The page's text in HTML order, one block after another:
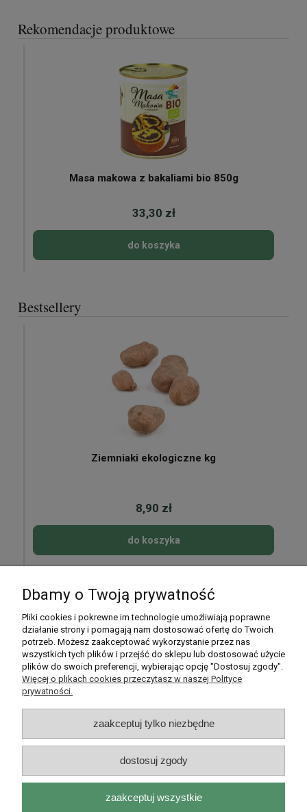
Rekomendacje produktowe
Masa makowa z bakaliami bio 850g
33,30 zł
do koszyka
Bestsellery
Ziemniaki ekologiczne kg
8,90 zł
do koszyka
Moje konto
Płatności i dostawa
Informacje
O nas
Rarytasy Dolnośląskie | ul. Olszewskiego 99, 51-638 Wrocław |
Dbamy o Twoją prywatność
Pliki cookies i pokrewne im technologie umożliwiają poprawne
działanie strony i pomagają nam dostosować ofertę do Twoich
potrzeb. Możesz zaakceptować wykorzystanie przez nas
wszystkich tych plików i przejść do sklepu lub dostosować użycie
plików do swoich preferencji, wybierając opcję "Dostosuj zgody".
Więcej o plikach cookies przeczytasz w naszej Polityce
prywatności.
zaakceptuj tylko niezbędne
dostosuj zgody
zaakceptuj wszystkie